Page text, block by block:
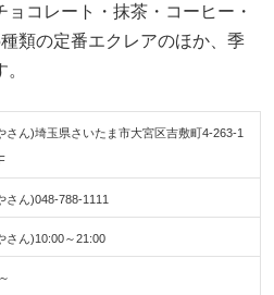
コレート・抹茶・コーヒー・
類の定番エクレアのほか、季
さん)埼玉県さいたま市大宮区吉敷町4-263-1
さん)048-788-1111
さん)10:00～21:00